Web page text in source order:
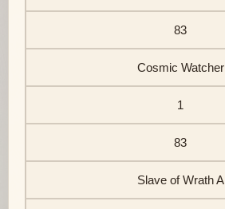
83
Cosmic Watcher
1
83
Slave of Wrath A